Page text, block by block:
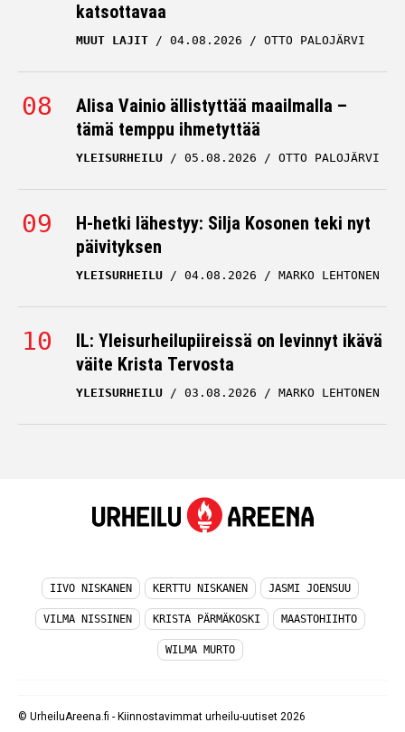
katsottavaa
MUUT LAJIT 04.08.2026 OTTO PALOJÄRVI
Alisa Vainio ällistyttää maailmalla –
tämä temppu ihmetyttää
YLEISURHEILU 05.08.2026 OTTO PALOJÄRVI
H-hetki lähestyy: Silja Kosonen teki nyt
päivityksen
YLEISURHEILU 04.08.2026 MARKO LEHTONEN
IL: Yleisurheilupiireissä on levinnyt ikävä
väite Krista Tervosta
YLEISURHEILU 03.08.2026 MARKO LEHTONEN
IIVO NISKANEN KERTTU NISKANEN JASMI JOENSUU
VILMA NISSINEN KRISTA PÄRMÄKOSKI MAASTOHIIHTO
WILMA MURTO
© UrheiluAreena.fi - Kiinnostavimmat urheilu-uutiset 2026